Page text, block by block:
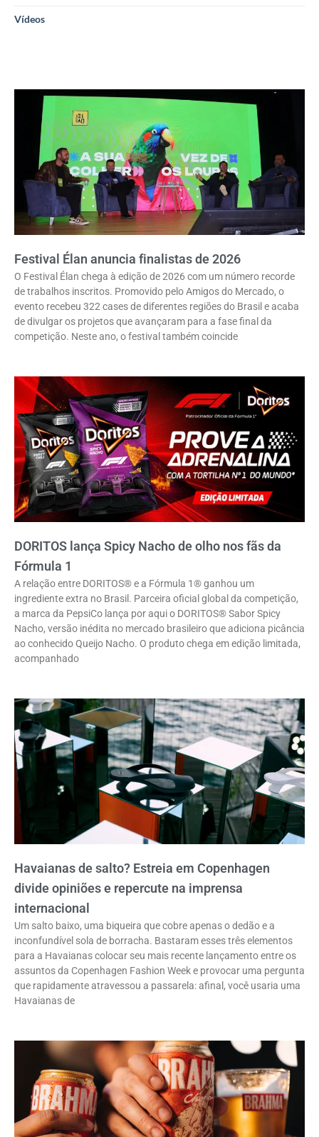
Vídeos
Festival Élan anuncia finalistas de 2026
O Festival Élan chega à edição de 2026 com um número recorde
de trabalhos inscritos. Promovido pelo Amigos do Mercado, o
evento recebeu 322 cases de diferentes regiões do Brasil e acaba
de divulgar os projetos que avançaram para a fase final da
competição. Neste ano, o festival também coincide
DORITOS lança Spicy Nacho de olho nos fãs da
Fórmula 1
A relação entre DORITOS® e a Fórmula 1® ganhou um
ingrediente extra no Brasil. Parceira oficial global da competição,
a marca da PepsiCo lança por aqui o DORITOS® Sabor Spicy
Nacho, versão inédita no mercado brasileiro que adiciona picância
ao conhecido Queijo Nacho. O produto chega em edição limitada,
acompanhado
Havaianas de salto? Estreia em Copenhagen
divide opiniões e repercute na imprensa
internacional
Um salto baixo, uma biqueira que cobre apenas o dedão e a
inconfundível sola de borracha. Bastaram esses três elementos
para a Havaianas colocar seu mais recente lançamento entre os
assuntos da Copenhagen Fashion Week e provocar uma pergunta
que rapidamente atravessou a passarela: afinal, você usaria uma
Havaianas de